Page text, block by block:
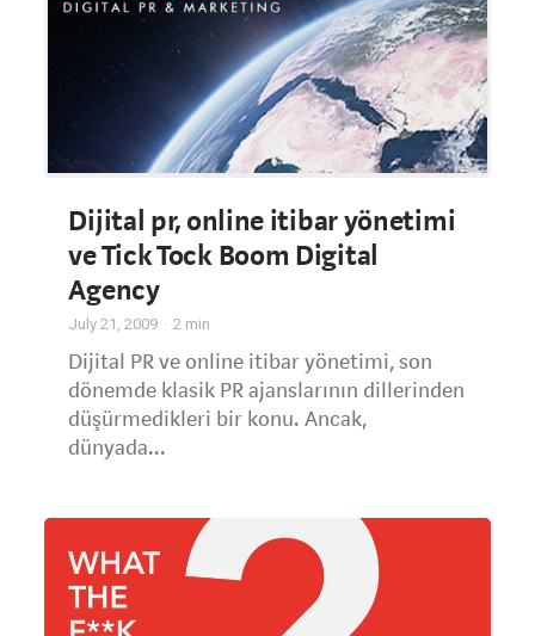
Dijital pr, online itibar yönetimi
ve Tick Tock Boom Digital
Agency
July 21, 2009 2 min
Dijital PR ve online itibar yönetimi, son
dönemde klasik PR ajanslarının dillerinden
düşürmedikleri bir konu. Ancak,
dünyada...